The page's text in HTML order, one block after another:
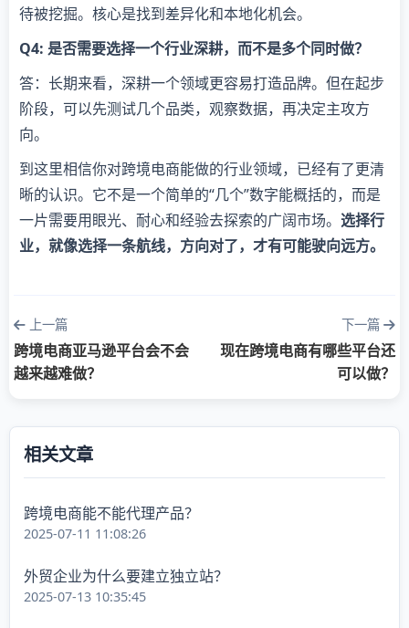
待被挖掘。核心是找到差异化和本地化机会。
Q4: 是否需要选择一个行业深耕，而不是多个同时做？
答：长期来看，深耕一个领域更容易打造品牌。但在起步
阶段，可以先测试几个品类，观察数据，再决定主攻方
向。
到这里相信你对跨境电商能做的行业领域，已经有了更清
晰的认识。它不是一个简单的“几个”数字能概括的，而是
一片需要用眼光、耐心和经验去探索的广阔市场。 选择行
业，就像选择一条航线，方向对了，才有可能驶向远方。
上一篇
跨境电商亚马逊平台会不会
越来越难做？
下一篇
现在跨境电商有哪些平台还
可以做？
相关文章
跨境电商能不能代理产品？
2025-07-11 11:08:26
外贸企业为什么要建立独立站？
2025-07-13 10:35:45